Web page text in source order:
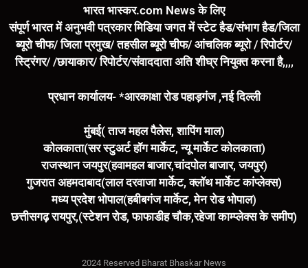
भारत भास्कर.com News के लिए
संपूर्ण भारत में अनुभवी पत्रकार मिडिया जगत में स्टेट हैड/संभाग हैड/जिला
ब्यूरो चीफ/ जिला प्रमुख/ तहसील ब्यूरो चीफ/ आंचलिक ब्यूरो / रिपोर्टर/
स्ट्रिंगर/ /छायाकार/ रिपोर्टर/संवाददाता अति शीघ्र नियुक्त करना है,,,,
प्रधान कार्यालय- *आरकाक्षा रोड पहाड़गंज ,नई दिल्ली
मुंबई( ताज महल पैलेस, शापिंग माल)
कोलकाता(सर स्टुअर्ट हॉग मार्केट, न्यू मार्केट कोलकाता)
राजस्थान जयपुर(हवामहल बाजार,चांदपोल बाजार, जयपुर)
गुजरात अहमदाबाद(लाल दरवाजा मार्केट, क्लॉथ मार्केट कांप्लेक्स)
मध्य प्रदेश भोपाल(हबीबगंज मार्केट, मेन रोड भोपाल)
छत्तीसगढ़ रायपुर,(स्टेशन रोड, फाफाडीह चौक,रहेजा काम्प्लेक्स के समीप)
2024 Reserved Bharat Bhaskar News